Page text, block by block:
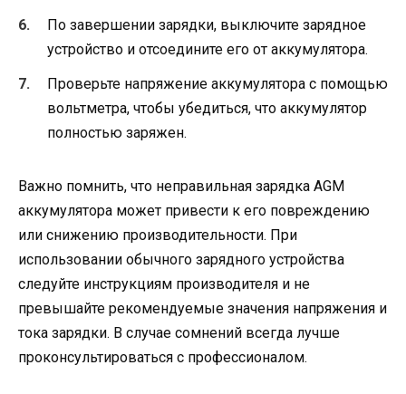
По завершении зарядки, выключите зарядное
устройство и отсоедините его от аккумулятора.
Проверьте напряжение аккумулятора с помощью
вольтметра, чтобы убедиться, что аккумулятор
полностью заряжен.
Важно помнить, что неправильная зарядка AGM
аккумулятора может привести к его повреждению
или снижению производительности. При
использовании обычного зарядного устройства
следуйте инструкциям производителя и не
превышайте рекомендуемые значения напряжения и
тока зарядки. В случае сомнений всегда лучше
проконсультироваться с профессионалом.